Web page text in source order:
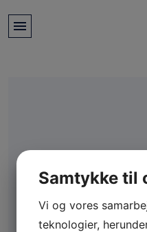
Fandt du
Opret en søgeagent
Samtykke til
Vi og vores
teknologier,